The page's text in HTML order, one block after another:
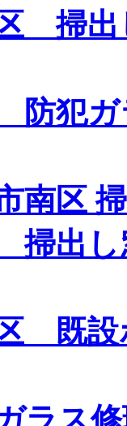
区 掃
防犯
南区
掃出
既
ラス